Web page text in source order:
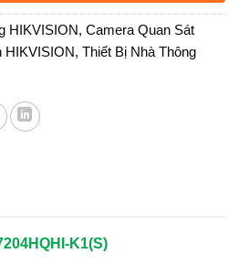
HIKVISION, Camera Quan Sát
HIKVISION, Thiết Bị Nhà Thông
K1(S)